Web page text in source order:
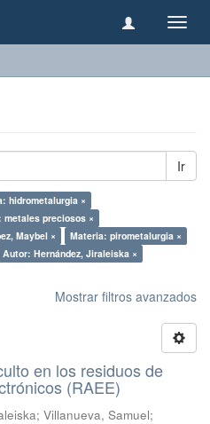
Ir
hidrometalurgia ×
metales preciosos ×
Maybel ×
Materia: pirometalurgia ×
Autor: Hernández, Jiraleiska ×
Mostrar filtros avanzados
en los residuos de
(RAEE)
; Villanueva, Samuel;